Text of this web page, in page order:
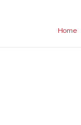
Home